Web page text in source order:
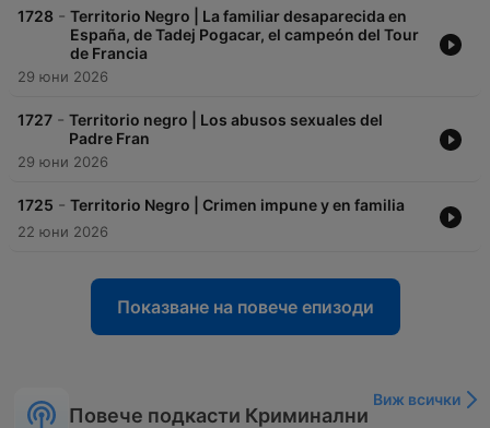
1728 - Territorio Negro | La familiar desaparecida en
España, de Tadej Pogacar, el campeón del Tour
de Francia
29 юни 2026
1727 - Territorio negro | Los abusos sexuales del
Padre Fran
29 юни 2026
1725 - Territorio Negro | Crimen impune y en familia
22 юни 2026
Показване на повече епизоди
Повече подкасти Криминални
Виж всички